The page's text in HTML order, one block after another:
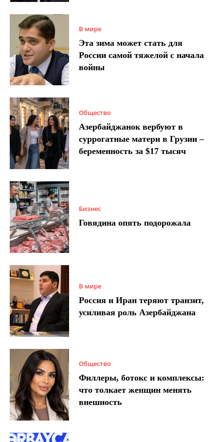
В мире
Эта зима может стать для
России самой тяжелой с начала
войны
Общество
Азербайджанок вербуют в
суррогатные матери в Грузии –
беременность за $17 тысяч
Бизнес
Говядина опять подорожала
В мире
Россия и Иран теряют транзит,
усиливая роль Азербайджана
Общество
Филлеры, ботокс и комплексы:
что толкает женщин менять
внешность